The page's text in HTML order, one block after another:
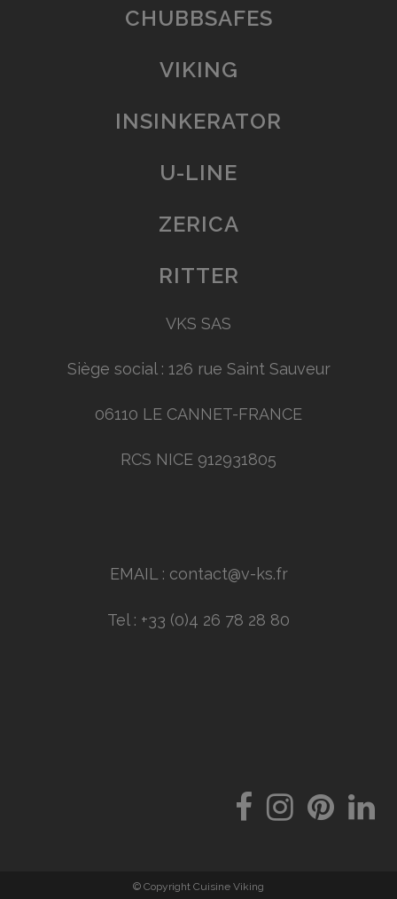
CHUBBSAFES
VIKING
INSINKERATOR
U-LINE
ZERICA
RITTER
VKS SAS
Siège social : 126 rue Saint Sauveur
06110 LE CANNET-FRANCE
RCS NICE 912931805
EMAIL : contact@v-ks.fr
Tel : +33 (0)4 26 78 28 80
© Copyright Cuisine Viking